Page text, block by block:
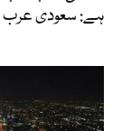
ہے: سعودی عرب